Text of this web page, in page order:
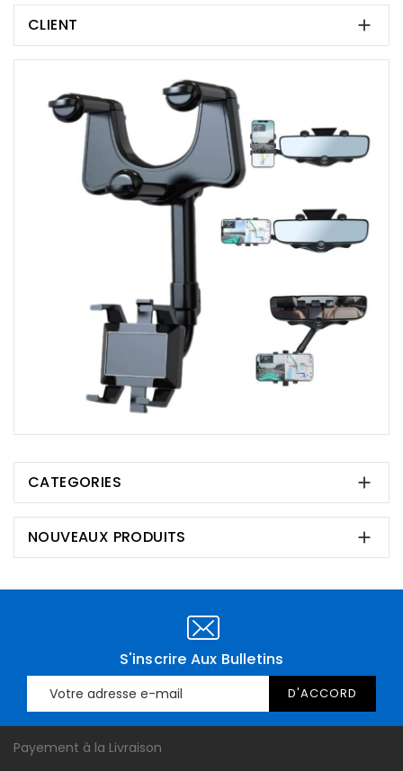
CLIENT 
CATEGORIES 
NOUVEAUX PRODUITS 
S'inscrire Aux Bulletins
Payement à la Livraison